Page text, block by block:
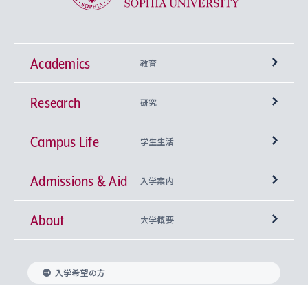
Academics 教育
学部
神学部
文学部
総合人間科学部
興味から学科を探す
上智大学の全学共通教育
基盤教育センター
キリスト教人間学
上智大学の語学教育
言語教育研究センター
上智大学のグローバル教育
Research 研究
研究所 等
キリスト教文化研究所
中世思想研究所
Sophia Open Research Weeks (SORW)
産官学連携
知的財産
Campus Life 学生生活
学期区分と授業時間割
課外活動
課外教育プログラム
グローバルな学びのコミュニティ
Admissions & Aid 入学案内
上智大学で取得できる学位
入れの方針）
About 大学概要
理事長・学長メッセージ
入学希望の方